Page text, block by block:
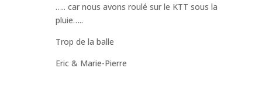
….. car nous avons roulé sur le KTT sous la
pluie…..
Trop de la balle
Eric & Marie-Pierre